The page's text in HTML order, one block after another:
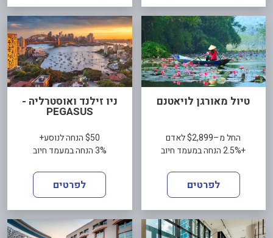
טיול מאורגן לויאטנם
החל מ–$2,899 לאדם
+2.5% הנחה במעמד חיוב
לפרטים
ניו זילנד ואוסטרליה -
PEGASUS
$50 הנחה לנוסע+
3% הנחה במעמד חיוב
לפרטים